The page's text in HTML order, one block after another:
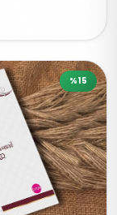
%15